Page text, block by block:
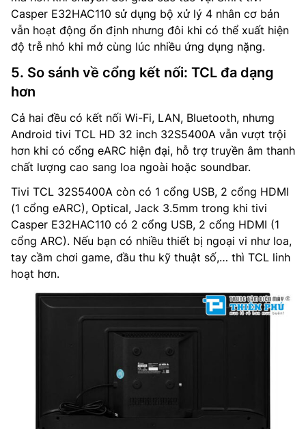
Casper E32HAC110 sử dụng bộ xử lý 4 nhân cơ bản
vẫn hoạt động ổn định nhưng đôi khi có thể xuất hiện
độ trễ nhỏ khi mở cùng lúc nhiều ứng dụng nặng.
5. So sánh về cổng kết nối: TCL đa dạng
hơn
Cả hai đều có kết nối Wi-Fi, LAN, Bluetooth, nhưng
Android tivi TCL HD 32 inch 32S5400A vẫn vượt trội
hơn khi có cổng eARC hiện đại, hỗ trợ truyền âm thanh
chất lượng cao sang loa ngoài hoặc soundbar.
Tivi TCL 32S5400A còn có 1 cổng USB, 2 cổng HDMI
(1 cổng eARC), Optical, Jack 3.5mm trong khi tivi
Casper E32HAC110 có 2 cổng USB, 2 cổng HDMI (1
cổng ARC). Nếu bạn có nhiều thiết bị ngoại vi như loa,
tay cầm chơi game, đầu thu kỹ thuật số,… thì TCL linh
hoạt hơn.